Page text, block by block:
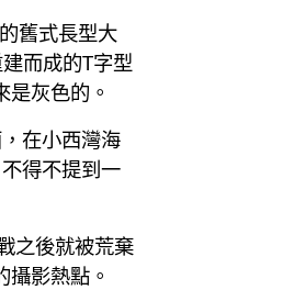
舊式長型大
而成的T字型
灰色的。
在小西灣海
得不提到一
之後就被荒棄
影熱點。